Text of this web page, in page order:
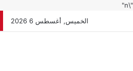
"\n"
الخميس, أغسطس 6 2026